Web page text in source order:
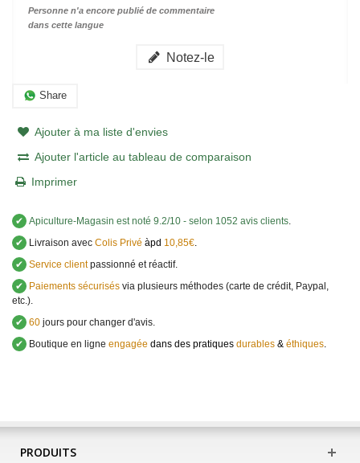
Personne n'a encore publié de commentaire
dans cette langue
Notez-le
Share
Ajouter à ma liste d'envies
Ajouter l'article au tableau de comparaison
Imprimer
✔ Apiculture-Magasin est noté 9.2/10 - selon 1052 avis clients
✔
Livraison avec Colis Privé àpd 10,85€
✔ Service clientpassionné et réactif.
✔
Paiements sécurisés via plusieurs méthodes (carte de crédit, Paypal,
etc.).
✔ 60 jours pour changer d'avis.
✔
Boutique en ligne engagée dans des pratiques durables & éthiques
PRODUITS